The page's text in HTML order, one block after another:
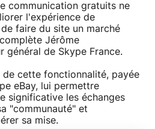
communication gratuits ne
l'expérience de
faire du site un marché
Jérôme
général de Skype France.
de cette fonctionnalité, payée
eBay, lui permettre
significative les échanges
"communauté" et
sa mise.